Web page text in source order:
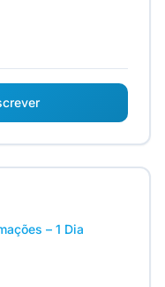
– 1 Dia